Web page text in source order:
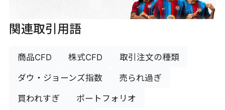
関連取引用語
商品CFD 株式CFD 取引注文の種類
ダウ・ジョーンズ指数 売られ過ぎ
買われすぎ ポートフォリオ